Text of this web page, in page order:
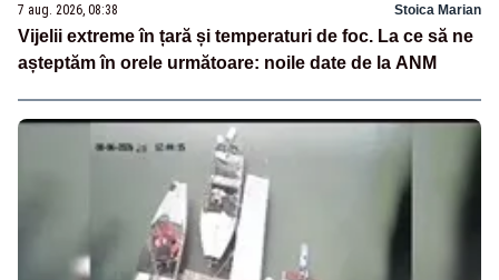
7 aug. 2026, 08:38 Stoica Marian
Vijelii extreme în țară și temperaturi de foc. La ce să ne
așteptăm în orele următoare: noile date de la ANM